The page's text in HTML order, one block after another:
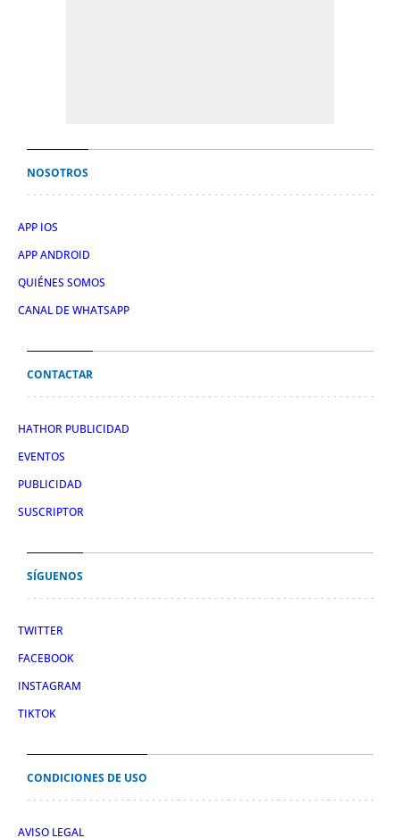
NOSOTROS
APP IOS
APP ANDROID
QUIÉNES SOMOS
CANAL DE WHATSAPP
CONTACTAR
HATHOR PUBLICIDAD
EVENTOS
PUBLICIDAD
SUSCRIPTOR
SÍGUENOS
TWITTER
FACEBOOK
INSTAGRAM
TIKTOK
CONDICIONES DE USO
AVISO LEGAL